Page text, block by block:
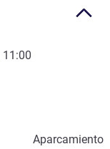
11:00
Aparcamiento